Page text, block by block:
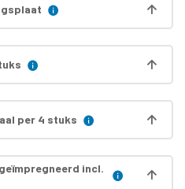
per 4 stuks
incl.